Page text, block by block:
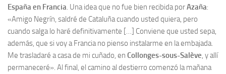
España en Francia. Una idea que no fue bien recibida porAzaña:
«Amigo Negrín, saldré de Cataluña cuando usted quiera, pero
cuando salga lo haré definitivamente […] Conviene que usted sepa,
además, que si voy a Francia no pienso instalarme en la embajada.
Me trasladaré a casa de mi cuñado, en Collonges-sous-Salève, y allí
permaneceré». Al final, el camino al destierro comenzó la mañana